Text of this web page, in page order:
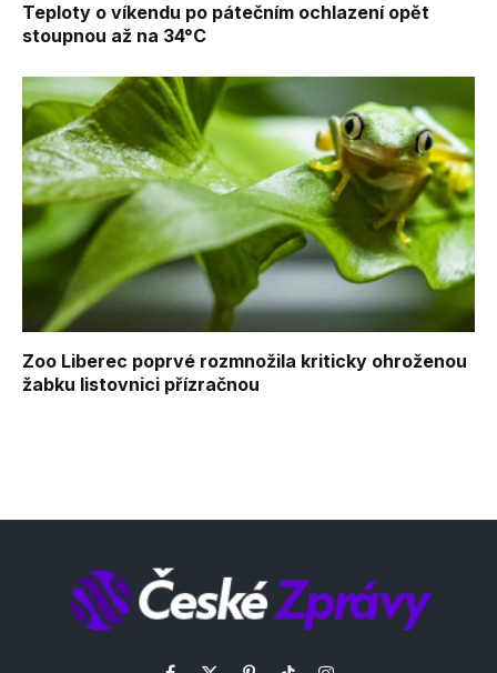
Teploty o víkendu po pátečním ochlazení opět
stoupnou až na 34°C
Zoo Liberec poprvé rozmnožila kriticky ohroženou
žabku listovnici přízračnou